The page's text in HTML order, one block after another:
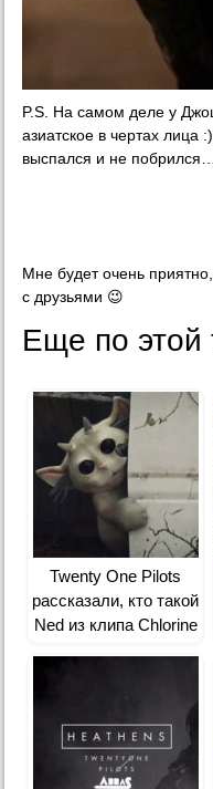
P.S. На самом деле у
азиатское в чертах лица
выспался и не
Мне будет очень
с друзьями 😉
Еще по этой
Twenty One Pilots
рассказали, кто такой
Ned из клипа Chlorine